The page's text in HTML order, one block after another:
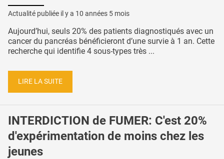
Actualité publiée il y a 10 années 5 mois
Aujourd’hui, seuls 20% des patients diagnostiqués avec un
cancer du pancréas bénéficieront d’une survie à 1 an. Cette
recherche qui identifie 4 sous-types très ...
LIRE LA SUITE
INTERDICTION de FUMER: C'est 20%
d'expérimentation de moins chez les
jeunes